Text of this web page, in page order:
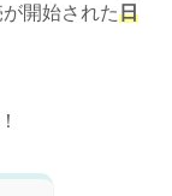
開始された日